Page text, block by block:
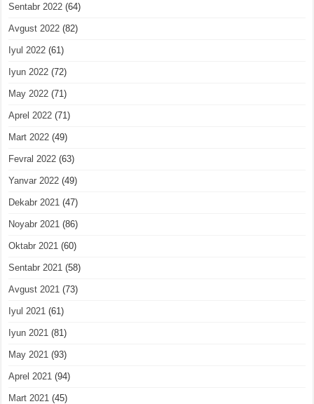
Sentabr 2022 (64)
Avgust 2022 (82)
Iyul 2022 (61)
Iyun 2022 (72)
May 2022 (71)
Aprel 2022 (71)
Mart 2022 (49)
Fevral 2022 (63)
Yanvar 2022 (49)
Dekabr 2021 (47)
Noyabr 2021 (86)
Oktabr 2021 (60)
Sentabr 2021 (58)
Avgust 2021 (73)
Iyul 2021 (61)
Iyun 2021 (81)
May 2021 (93)
Aprel 2021 (94)
Mart 2021 (45)